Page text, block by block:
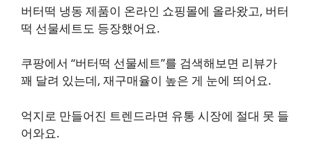
버터떡 냉동 제품이 온라인 쇼핑몰에 올라왔고, 버터
떡 선물세트도 등장했어요.
쿠팡에서 “버터떡 선물세트”를 검색해보면 리뷰가
꽤 달려 있는데, 재구매율이 높은 게 눈에 띄어요.
억지로 만들어진 트렌드라면 유통 시장에 절대 못 들
어와요.